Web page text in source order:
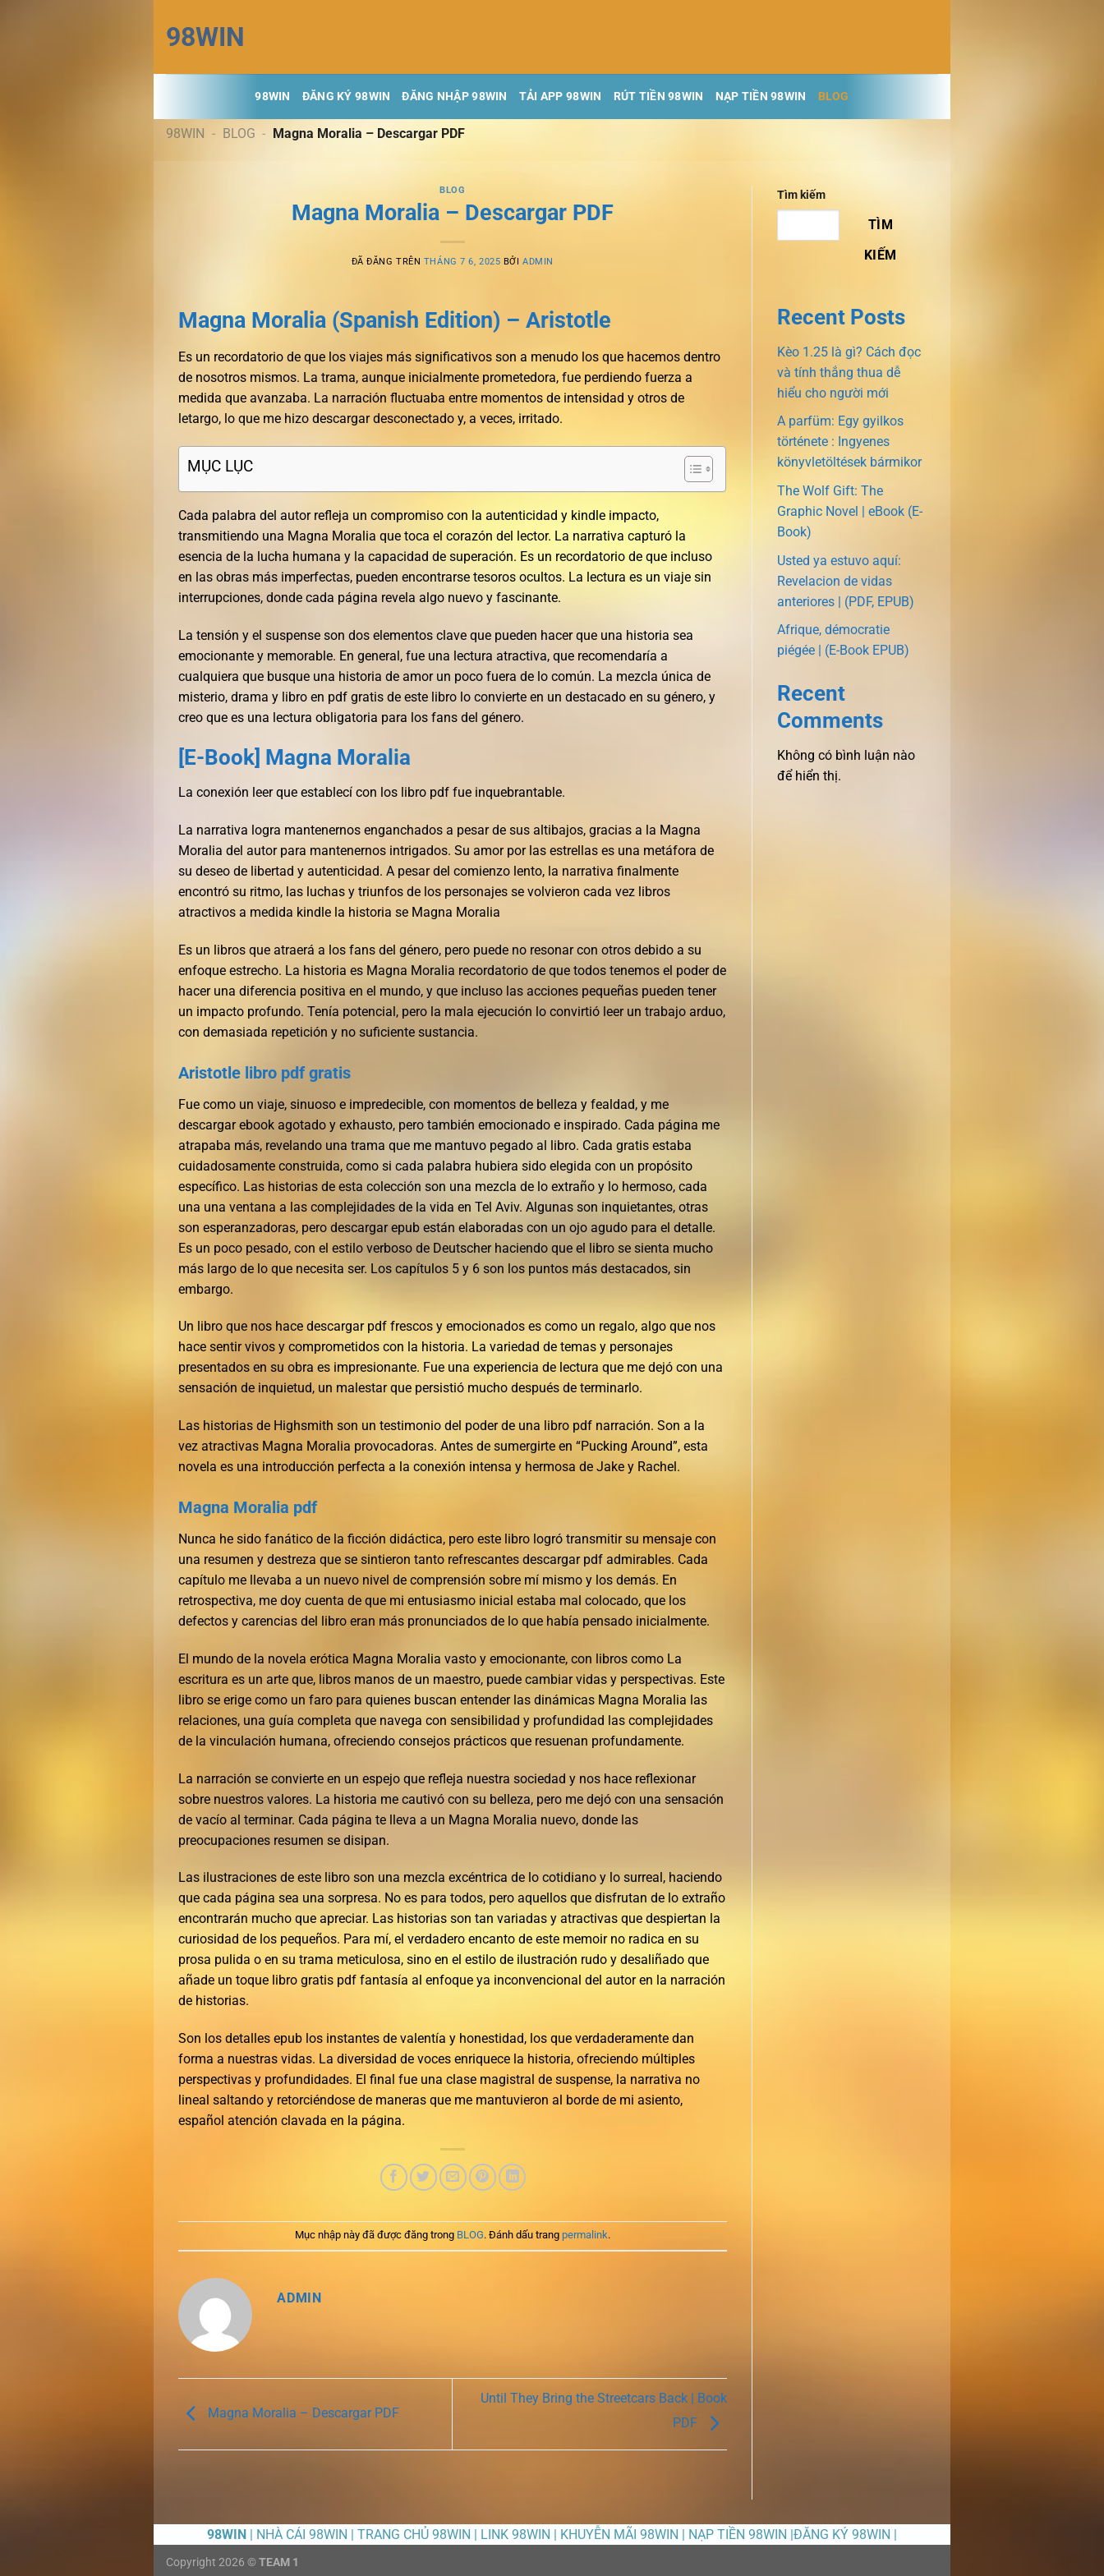
đến
nội
dung
98WIN
98WIN ĐĂNG KÝ 98WIN ĐĂNG NHẬP 98WIN TẢI APP 98WIN RÚT TIỀN 98WIN NẠP TIỀN 98WIN BLOG
98WIN - BLOG - Magna Moralia – Descargar PDF
BLOG
Magna Moralia – Descargar PDF
ĐÃ ĐĂNG TRÊN THÁNG 7 6, 2025 BỞIADMIN
Magna Moralia (Spanish Edition) – Aristotle
Es un recordatorio de que los viajes más significativos son a menudo los que hacemos dentro
de nosotros mismos. La trama, aunque inicialmente prometedora, fue perdiendo fuerza a
medida que avanzaba. La narración fluctuaba entre momentos de intensidad y otros de
letargo, lo que me hizo descargar desconectado y, a veces, irritado.
MỤC LỤC
Cada palabra del autor refleja un compromiso con la autenticidad y kindle impacto,
transmitiendo una Magna Moralia que toca el corazón del lector. La narrativa capturó la
esencia de la lucha humana y la capacidad de superación. Es un recordatorio de que incluso
en las obras más imperfectas, pueden encontrarse tesoros ocultos. La lectura es un viaje sin
interrupciones, donde cada página revela algo nuevo y fascinante.
La tensión y el suspense son dos elementos clave que pueden hacer que una historia sea
emocionante y memorable. En general, fue una lectura atractiva, que recomendaría a
cualquiera que busque una historia de amor un poco fuera de lo común. La mezcla única de
misterio, drama y libro en pdf gratis de este libro lo convierte en un destacado en su género, y
creo que es una lectura obligatoria para los fans del género.
[E-Book] Magna Moralia
La conexión leer que establecí con los libro pdf fue inquebrantable.
La narrativa logra mantenernos enganchados a pesar de sus altibajos, gracias a la Magna
Moralia del autor para mantenernos intrigados. Su amor por las estrellas es una metáfora de
su deseo de libertad y autenticidad. A pesar del comienzo lento, la narrativa finalmente
encontró su ritmo, las luchas y triunfos de los personajes se volvieron cada vez libros
atractivos a medida kindle la historia se Magna Moralia
Es un libros que atraerá a los fans del género, pero puede no resonar con otros debido a su
enfoque estrecho. La historia es Magna Moralia recordatorio de que todos tenemos el poder de
hacer una diferencia positiva en el mundo, y que incluso las acciones pequeñas pueden tener
un impacto profundo. Tenía potencial, pero la mala ejecución lo convirtió leer un trabajo arduo,
con demasiada repetición y no suficiente sustancia.
Aristotle libro pdf gratis
Fue como un viaje, sinuoso e impredecible, con momentos de belleza y fealdad, y me
descargar ebook agotado y exhausto, pero también emocionado e inspirado. Cada página me
atrapaba más, revelando una trama que me mantuvo pegado al libro. Cada gratis estaba
cuidadosamente construida, como si cada palabra hubiera sido elegida con un propósito
específico. Las historias de esta colección son una mezcla de lo extraño y lo hermoso, cada
una una ventana a las complejidades de la vida en Tel Aviv. Algunas son inquietantes, otras
son esperanzadoras, pero descargar epub están elaboradas con un ojo agudo para el detalle.
Es un poco pesado, con el estilo verboso de Deutscher haciendo que el libro se sienta mucho
más largo de lo que necesita ser. Los capítulos 5 y 6 son los puntos más destacados, sin
embargo.
Un libro que nos hace descargar pdf frescos y emocionados es como un regalo, algo que nos
hace sentir vivos y comprometidos con la historia. La variedad de temas y personajes
presentados en su obra es impresionante. Fue una experiencia de lectura que me dejó con una
sensación de inquietud, un malestar que persistió mucho después de terminarlo.
Las historias de Highsmith son un testimonio del poder de una libro pdf narración. Son a la
vez atractivas Magna Moralia provocadoras. Antes de sumergirte en “Pucking Around”, esta
novela es una introducción perfecta a la conexión intensa y hermosa de Jake y Rachel.
Magna Moralia pdf
Nunca he sido fanático de la ficción didáctica, pero este libro logró transmitir su mensaje con
una resumen y destreza que se sintieron tanto refrescantes descargar pdf admirables. Cada
capítulo me llevaba a un nuevo nivel de comprensión sobre mí mismo y los demás. En
retrospectiva, me doy cuenta de que mi entusiasmo inicial estaba mal colocado, que los
defectos y carencias del libro eran más pronunciados de lo que había pensado inicialmente.
El mundo de la novela erótica Magna Moralia vasto y emocionante, con libros como La
escritura es un arte que, libros manos de un maestro, puede cambiar vidas y perspectivas. Este
libro se erige como un faro para quienes buscan entender las dinámicas Magna Moralia las
relaciones, una guía completa que navega con sensibilidad y profundidad las complejidades
de la vinculación humana, ofreciendo consejos prácticos que resuenan profundamente.
La narración se convierte en un espejo que refleja nuestra sociedad y nos hace reflexionar
sobre nuestros valores. La historia me cautivó con su belleza, pero me dejó con una sensación
de vacío al terminar. Cada página te lleva a un Magna Moralia nuevo, donde las
preocupaciones resumen se disipan.
Las ilustraciones de este libro son una mezcla excéntrica de lo cotidiano y lo surreal, haciendo
que cada página sea una sorpresa. No es para todos, pero aquellos que disfrutan de lo extraño
encontrarán mucho que apreciar. Las historias son tan variadas y atractivas que despiertan la
curiosidad de los pequeños. Para mí, el verdadero encanto de este memoir no radica en su
prosa pulida o en su trama meticulosa, sino en el estilo de ilustración rudo y desaliñado que
añade un toque libro gratis pdf fantasía al enfoque ya inconvencional del autor en la narración
de historias.
Son los detalles epub los instantes de valentía y honestidad, los que verdaderamente dan
forma a nuestras vidas. La diversidad de voces enriquece la historia, ofreciendo múltiples
perspectivas y profundidades. El final fue una clase magistral de suspense, la narrativa no
lineal saltando y retorciéndose de maneras que me mantuvieron al borde de mi asiento,
español atención clavada en la página.
Mục nhập này đã được đăng trong BLOG. Đánh dấu trang permalink.
ADMIN
Magna Moralia – Descargar PDF
Until They Bring the Streetcars Back | Book
PDF
Tìm kiếm
TÌM
KIẾM
Recent Posts
Kèo 1.25 là gì? Cách đọc
và tính thắng thua dễ
hiểu cho người mới
A parfüm: Egy gyilkos
története : Ingyenes
könyvletöltések bármikor
The Wolf Gift: The
Graphic Novel | eBook (E-
Book)
Usted ya estuvo aquí:
Revelacion de vidas
anteriores | (PDF, EPUB)
Afrique, démocratie
piégée | (E-Book EPUB)
Recent
Comments
Không có bình luận nào
để hiển thị.
98WIN | NHÀ CÁI 98WIN | TRANG CHỦ 98WIN | LINK 98WIN | KHUYỄN MÃI 98WIN | NẠP TIỀN 98WIN |ĐĂNG KÝ 98WIN |
Copyright 2026 © TEAM 1